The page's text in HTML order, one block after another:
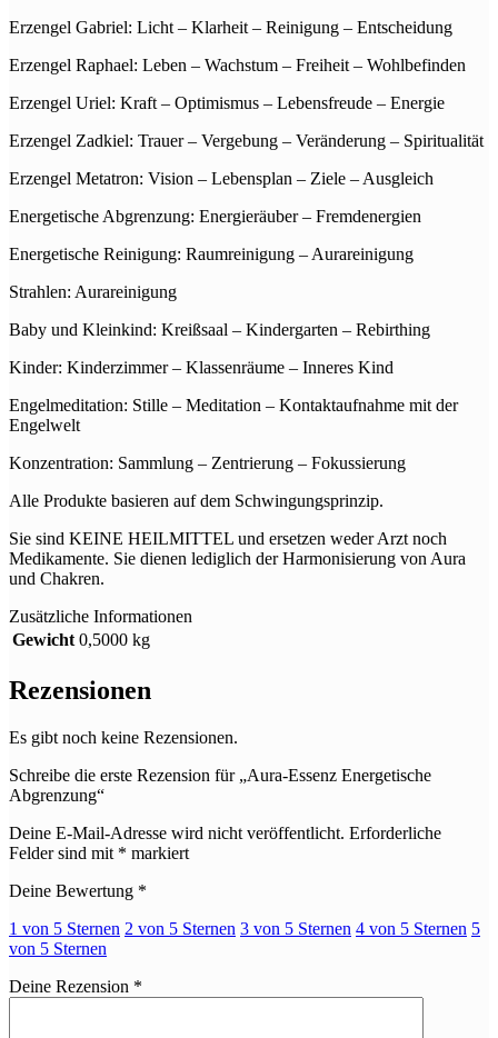
Erzengel Gabriel: Licht – Klarheit – Reinigung – Entscheidung
Erzengel Raphael: Leben – Wachstum – Freiheit – Wohlbefinden
Erzengel Uriel: Kraft – Optimismus – Lebensfreude – Energie
Erzengel Zadkiel: Trauer – Vergebung – Veränderung – Spiritualität
Erzengel Metatron: Vision – Lebensplan – Ziele – Ausgleich
Energetische Abgrenzung: Energieräuber – Fremdenergien
Energetische Reinigung: Raumreinigung – Aurareinigung
Strahlen: Aurareinigung
Baby und Kleinkind: Kreißsaal – Kindergarten – Rebirthing
Kinder: Kinderzimmer – Klassenräume – Inneres Kind
Engelmeditation: Stille – Meditation – Kontaktaufnahme mit der
Engelwelt
Konzentration: Sammlung – Zentrierung – Fokussierung
Alle Produkte basieren auf dem Schwingungsprinzip.
Sie sind KEINE HEILMITTEL und ersetzen weder Arzt noch
Medikamente. Sie dienen lediglich der Harmonisierung von Aura
und Chakren.
Zusätzliche Informationen
Gewicht 0,5000 kg
Rezensionen
Es gibt noch keine Rezensionen.
Schreibe die erste Rezension für „Aura-Essenz Energetische
Abgrenzung“
Deine E-Mail-Adresse wird nicht veröffentlicht. Erforderliche
Felder sind mit * markiert
Deine Bewertung *
1 von 5 Sternen 2 von 5 Sternen 3 von 5 Sternen 4 von 5 Sternen 5
von 5 Sternen
Deine Rezension *